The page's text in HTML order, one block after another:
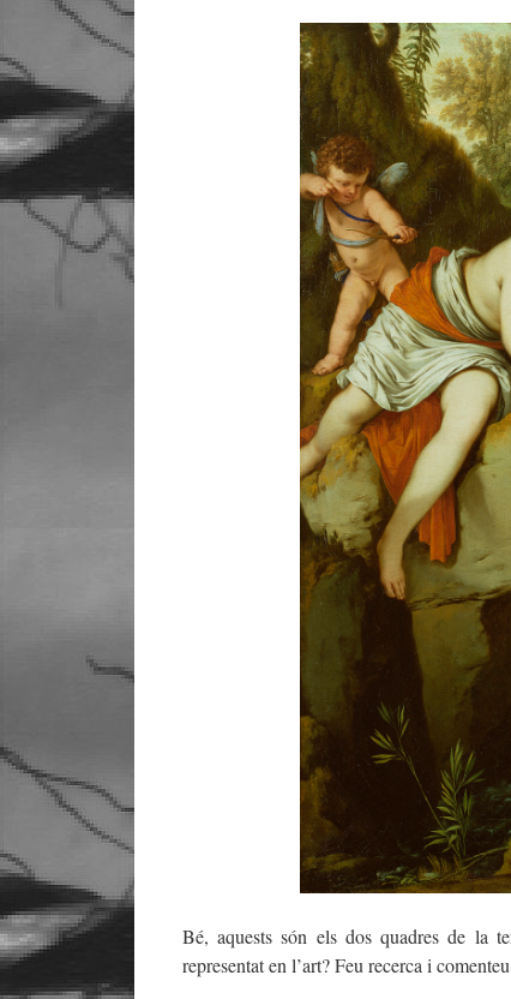
Bé, aquests són els dos quadres de la
representat en l’art? Feu recerca i